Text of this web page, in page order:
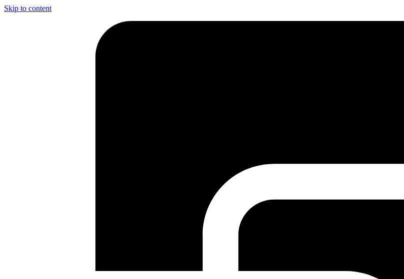
Skip to content